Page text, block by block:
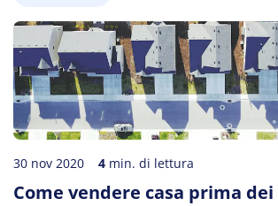
30 nov 2020 4 min. di lettura
Come vendere casa prima dei